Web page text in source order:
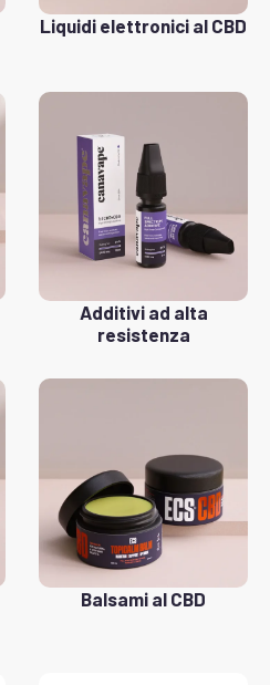
Liquidi elettronici al CBD
Additivi ad alta
resistenza
Balsami al CBD